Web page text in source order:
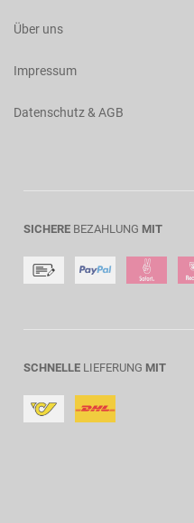
Über uns
Impressum
Datenschutz & AGB
SICHERE BEZAHLUNG MIT
SCHNELLE LIEFERUNG MIT